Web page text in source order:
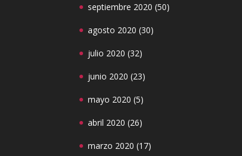
septiembre 2020 (50)
agosto 2020 (30)
julio 2020 (32)
junio 2020 (23)
mayo 2020 (5)
abril 2020 (26)
marzo 2020 (17)